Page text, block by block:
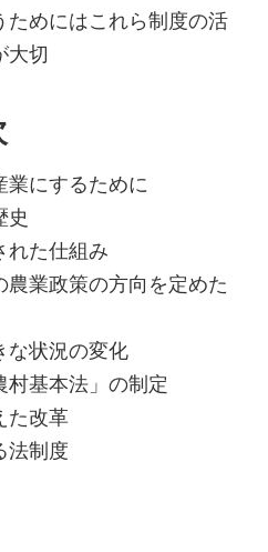
ためにはこれら制度の活
大切
にするために
史
た仕組み
業政策の方向を定めた
状況の変化
基本法」の制定
改革
制度